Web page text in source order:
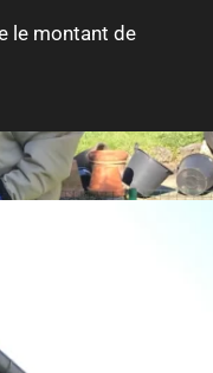
le montant de